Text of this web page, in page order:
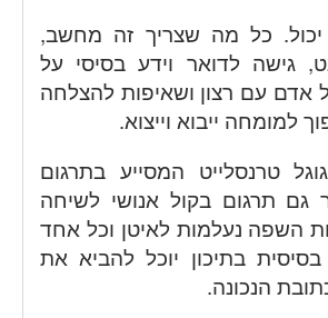
כל מה שצריך זה מחשב,
גישה לדואר וידע בסיסי על
אדם עם רצון ושאיפות להצלחה
למומחה ייבוא וייצוא.
טרנסלייט המסייע בתרגום
גם תרגום בקול אנושי לשיחה
השפה נעלמות לאיטן וכל אחד
בתיכון יוכל להביא את
הנכונה.